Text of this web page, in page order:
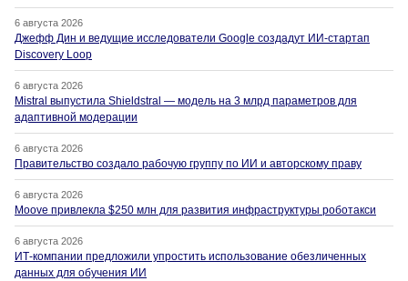
6 августа 2026
Джефф Дин и ведущие исследователи Google создадут ИИ-стартап
Discovery Loop
6 августа 2026
Mistral выпустила Shieldstral — модель на 3 млрд параметров для
адаптивной модерации
6 августа 2026
Правительство создало рабочую группу по ИИ и авторскому праву
6 августа 2026
Moove привлекла $250 млн для развития инфраструктуры роботакси
6 августа 2026
ИТ-компании предложили упростить использование обезличенных
данных для обучения ИИ